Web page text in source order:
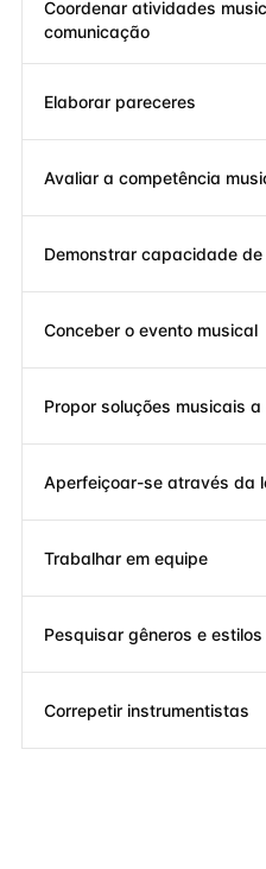
Coordenar atividades
comunicação
Elaborar pareceres
Avaliar a competência
Demonstrar capacidade
Conceber o evento musical
Propor soluções musicais
Aperfeiçoar-se através da
Trabalhar em equipe
Pesquisar gêneros e
Correpetir instrumentistas